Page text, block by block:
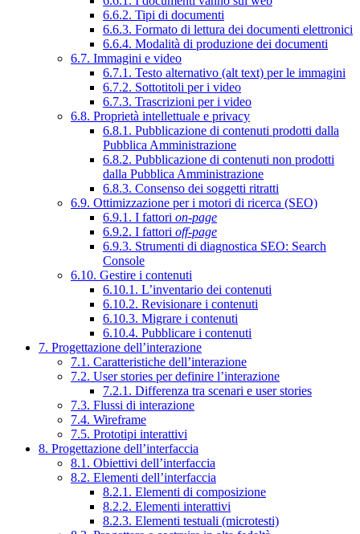
6.6.2. Tipi di documenti
6.6.3. Formato di lettura dei documenti elettronici
6.6.4. Modalità di produzione dei documenti
6.7. Immagini e video
6.7.1. Testo alternativo (alt text) per le immagini
6.7.2. Sottotitoli per i video
6.7.3. Trascrizioni per i video
6.8. Proprietà intellettuale e privacy
6.8.1. Pubblicazione di contenuti prodotti dalla
Pubblica Amministrazione
6.8.2. Pubblicazione di contenuti non prodotti
dalla Pubblica Amministrazione
6.8.3. Consenso dei soggetti ritratti
6.9. Ottimizzazione per i motori di ricerca (SEO)
6.9.1. I fattori on-page
6.9.2. I fattori off-page
6.9.3. Strumenti di diagnostica SEO: Search
Console
6.10. Gestire i contenuti
6.10.1. L’inventario dei contenuti
6.10.2. Revisionare i contenuti
6.10.3. Migrare i contenuti
6.10.4. Pubblicare i contenuti
7. Progettazione dell’interazione
7.1. Caratteristiche dell’interazione
7.2. User stories per definire l’interazione
7.2.1. Differenza tra scenari e user stories
7.3. Flussi di interazione
7.4. Wireframe
7.5. Prototipi interattivi
8. Progettazione dell’interfaccia
8.1. Obiettivi dell’interfaccia
8.2. Elementi dell’interfaccia
8.2.1. Elementi di composizione
8.2.2. Elementi interattivi
8.2.3. Elementi testuali (microtesti)